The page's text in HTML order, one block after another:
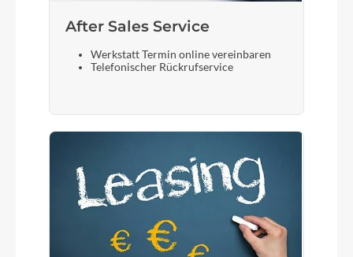
After Sales Service
Werkstatt Termin online vereinbaren
Telefonischer Rückrufservice